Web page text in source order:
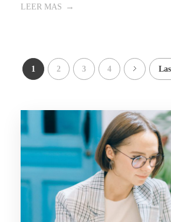
LEER MAS
1 2 3 4